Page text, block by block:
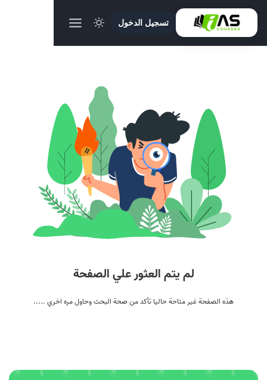
تسجيل الدخول
لم يتم العثور علي الصفحة
هذه الصفحة غير متاحة حاليا تأكد من صحة البحث وحاول مره اخري .....